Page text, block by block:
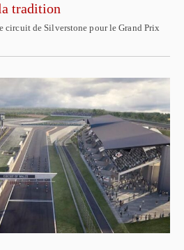
tradition
circuit de Silverstone pour le Grand Prix